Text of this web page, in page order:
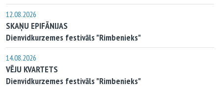
12.08.2026
SKAŅU EPIFĀNIJAS
Dienvidkurzemes festivāls "Rimbenieks"
14.08.2026
VĒJU KVARTETS
Dienvidkurzemes festivāls "Rimbenieks"